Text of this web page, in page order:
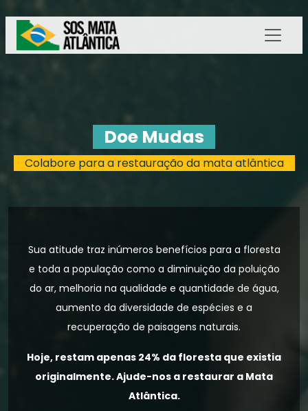
Doe Mudas
Colabore para a restauração da mata atlântica
Sua atitude traz inúmeros benefícios para a floresta
e toda a população como a diminuição da poluição
do ar, melhoria na qualidade e quantidade de água,
aumento da diversidade de espécies e a
recuperação de paisagens naturais.
Hoje, restam apenas 24% da floresta que existia
originalmente. Ajude-nos a restaurar a Mata
Atlântica.